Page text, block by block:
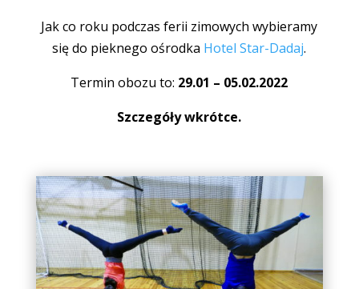
Jak co roku podczas ferii zimowych wybieramy
się do pieknego ośrodka Hotel Star-Dadaj.
Termin obozu to: 29.01 – 05.02.2022
Szczegóły wkrótce.